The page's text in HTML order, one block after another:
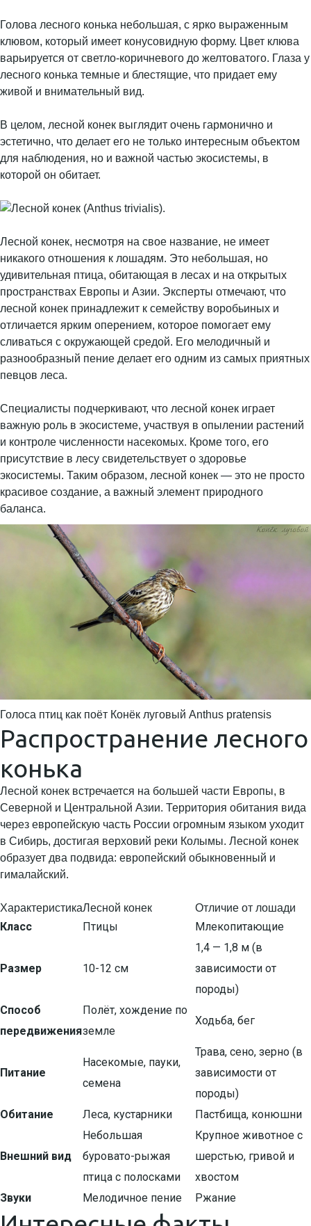
Голова лесного конька небольшая, с ярко выраженным
клювом, который имеет конусовидную форму. Цвет клюва
варьируется от светло-коричневого до желтоватого. Глаза у
лесного конька темные и блестящие, что придает ему
живой и внимательный вид.
В целом, лесной конек выглядит очень гармонично и
эстетично, что делает его не только интересным объектом
для наблюдения, но и важной частью экосистемы, в
которой он обитает.
Лесной конек, несмотря на свое название, не имеет
никакого отношения к лошадям. Это небольшая, но
удивительная птица, обитающая в лесах и на открытых
пространствах Европы и Азии. Эксперты отмечают, что
лесной конек принадлежит к семейству воробьиных и
отличается ярким оперением, которое помогает ему
сливаться с окружающей средой. Его мелодичный и
разнообразный пение делает его одним из самых приятных
певцов леса.
Специалисты подчеркивают, что лесной конек играет
важную роль в экосистеме, участвуя в опылении растений
и контроле численности насекомых. Кроме того, его
присутствие в лесу свидетельствует о здоровье
экосистемы. Таким образом, лесной конек — это не просто
красивое создание, а важный элемент природного
баланса.
Голоса птиц как поёт Конёк луговый Anthus pratensis
Распространение лесного
конька
Лесной конек встречается на большей части Европы, в
Северной и Центральной Азии. Территория обитания вида
через европейскую часть России огромным языком уходит
в Сибирь, достигая верховий реки Колымы. Лесной конек
образует два подвида: европейский обыкновенный и
гималайский.
ХарактеристикаЛесной конек Отличие от лошади
Класс Птицы Млекопитающие
Размер 10-12 см
1,4 — 1,8 м (в
зависимости от
породы)
Способ
передвижения
Полёт, хождение по
земле
Ходьба, бег
Питание
Насекомые, пауки,
семена
Трава, сено, зерно (в
зависимости от
породы)
Обитание
Леса, кустарники Пастбища, конюшни
Внешний вид
Небольшая
буровато-рыжая
птица с полосками
Крупное животное с
шерстью, гривой и
хвостом
Звуки
Мелодичное пение Ржание